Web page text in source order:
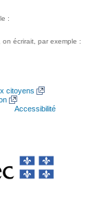
:
écrirait, par exemple :
citoyens
Accessibilité